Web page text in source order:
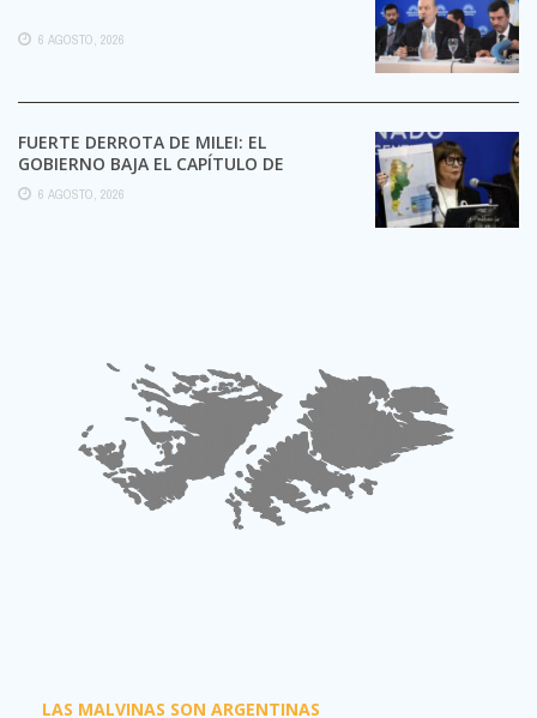
6 AGOSTO, 2026
FUERTE DERROTA DE MILEI: EL
GOBIERNO BAJA EL CAPÍTULO DE
EXTRANJERIZACIÓN DE TIERRAS
6 AGOSTO, 2026
LAS MALVINAS SON ARGENTINAS